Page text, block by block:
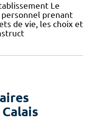
Le
prenant
de vie, les choix et